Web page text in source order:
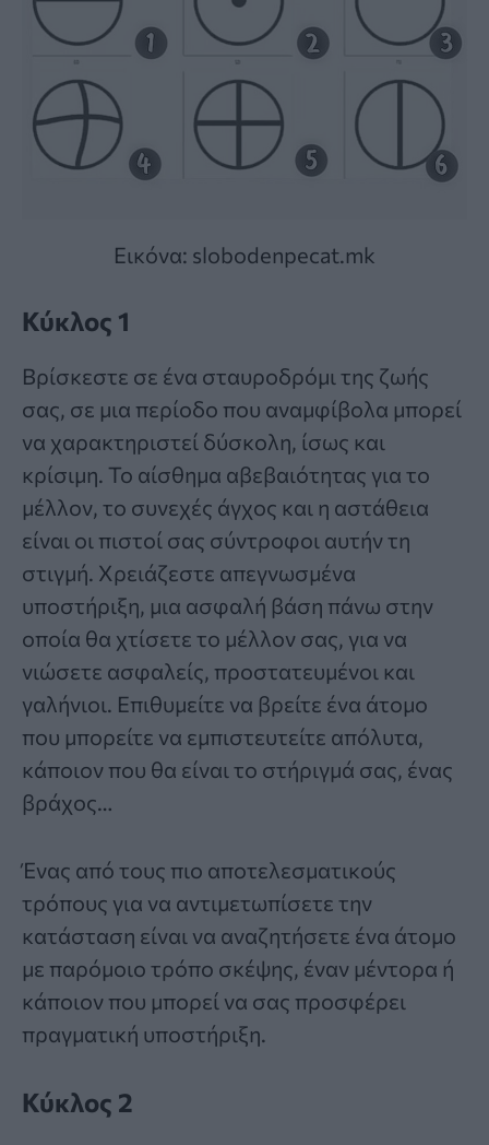
Εικόνα: slobodenpecat.mk
Κύκλος 1
Βρίσκεστε σε ένα σταυροδρόμι της ζωής
σας, σε μια περίοδο που αναμφίβολα μπορεί
να χαρακτηριστεί δύσκολη, ίσως και
κρίσιμη. Το αίσθημα αβεβαιότητας για το
μέλλον, το συνεχές άγχος και η αστάθεια
είναι οι πιστοί σας σύντροφοι αυτήν τη
στιγμή. Χρειάζεστε απεγνωσμένα
υποστήριξη, μια ασφαλή βάση πάνω στην
οποία θα χτίσετε το μέλλον σας, για να
νιώσετε ασφαλείς, προστατευμένοι και
γαλήνιοι. Επιθυμείτε να βρείτε ένα άτομο
που μπορείτε να εμπιστευτείτε απόλυτα,
κάποιον που θα είναι το στήριγμά σας, ένας
βράχος…
Ένας από τους πιο αποτελεσματικούς
τρόπους για να αντιμετωπίσετε την
κατάσταση είναι να αναζητήσετε ένα άτομο
με παρόμοιο τρόπο σκέψης, έναν μέντορα ή
κάποιον που μπορεί να σας προσφέρει
πραγματική υποστήριξη.
Κύκλος 2